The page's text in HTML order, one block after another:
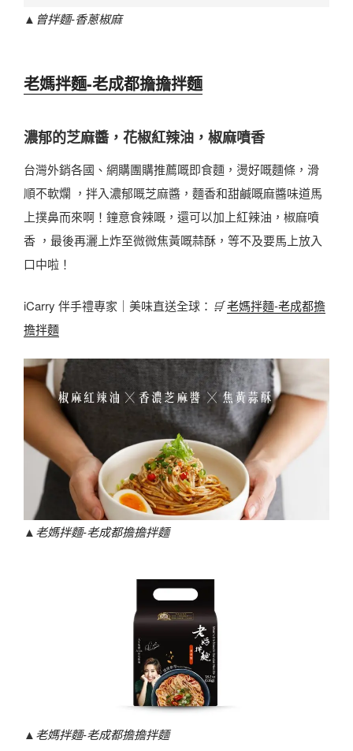
▲ 曾拌麵-香蔥椒麻
老媽拌麵-老成都擔擔拌麵
濃郁的芝麻醬，花椒紅辣油，椒麻噴香
台灣外銷各國、網購團購推薦嘅即食麵，燙好嘅麵條，滑
順不軟爛 ，拌入濃郁嘅芝麻醬，麵香和甜鹹嘅麻醬味道馬
上撲鼻而來啊！鐘意食辣嘅，還可以加上紅辣油，椒麻噴
香 ，最後再灑上炸至微微焦黃嘅蒜酥，等不及要馬上放入
口中啦！
iCarry 伴手禮專家｜美味直送全球： 🛒老媽拌麵-老成都擔
擔拌麵
▲ 老媽拌麵-老成都擔擔拌麵
▲ 老媽拌麵-老成都擔擔拌麵